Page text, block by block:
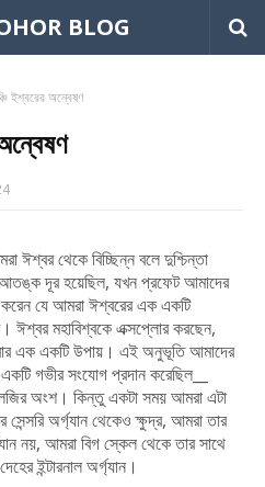
BLOG
ইশ্বরের অন্বেষণ
ঈশ্বর থেকে বিচ্ছিন্ন বলে দুশ্চিন্তা
দূর হয়েছিল, যখন প্রফেট আমাদের
যে আমরা ঈশ্বরের এক একটি
ঈশ্বর মহাবিশ্বকে এক্সপ্লোর করছেন,
এক একটি উপায়। এই অনুভূতি আমাদের
গভীর সংযোগ প্রদান করেছিল__
অংশ। কিন্তু একটা সময় আমরা এটা
অর্গ্যান থেকেও ক্ষুদ্র, আমরা তার
নয়, আমরা বিগ স্কেল থেকে তার সাথে
ইন্টারনাল অর্গ্যান।